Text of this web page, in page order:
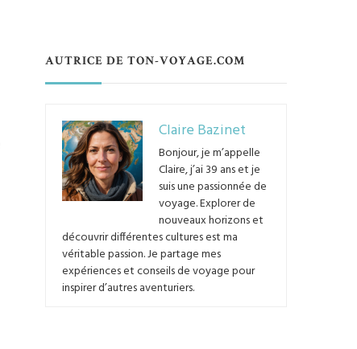
AUTRICE DE TON-VOYAGE.COM
Claire Bazinet
Bonjour, je m’appelle
Claire, j’ai 39 ans et je
suis une passionnée de
voyage. Explorer de
nouveaux horizons et
découvrir différentes cultures est ma
véritable passion. Je partage mes
expériences et conseils de voyage pour
inspirer d’autres aventuriers.